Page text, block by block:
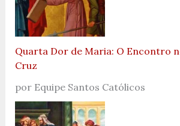
Quarta Dor de Maria: O Encontro
Cruz
por Equipe Santos Católicos